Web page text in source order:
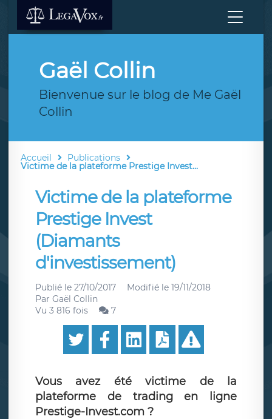
Gaël Collin
Bienvenue sur le blog de Me Gaël
Collin
Accueil Publications
Victime de la plateforme Prestige Invest...
Victime de la plateforme
Prestige Invest
(Diamants
d'investissement)
Publié le 27/10/2017 Modifié le 19/11/2018
Par Gaël Collin
Vu 3 816 fois
7
Vous avez été victime de la
plateforme de trading en ligne
Prestige-Invest.com ?